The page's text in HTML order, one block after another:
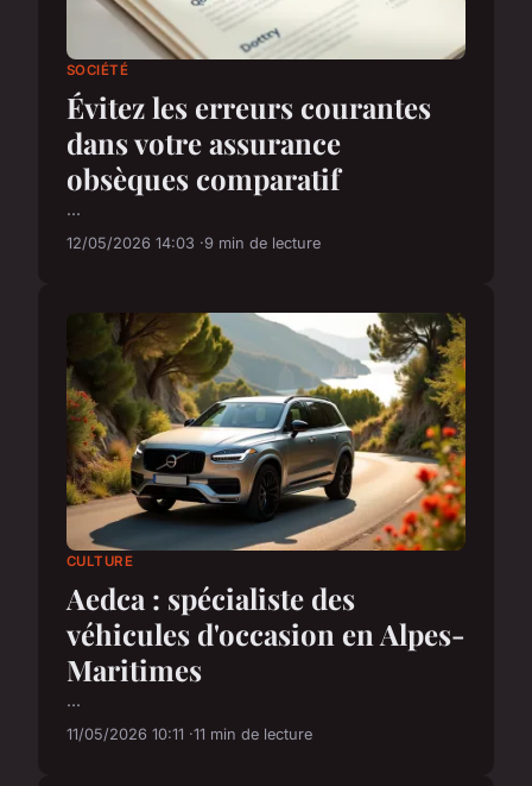
SOCIÉTÉ
Évitez les erreurs courantes
dans votre assurance
obsèques comparatif
...
12/05/2026 14:03 9 min de lecture
CULTURE
Aedca : spécialiste des
véhicules d'occasion en Alpes-
Maritimes
...
11/05/2026 10:11 11 min de lecture